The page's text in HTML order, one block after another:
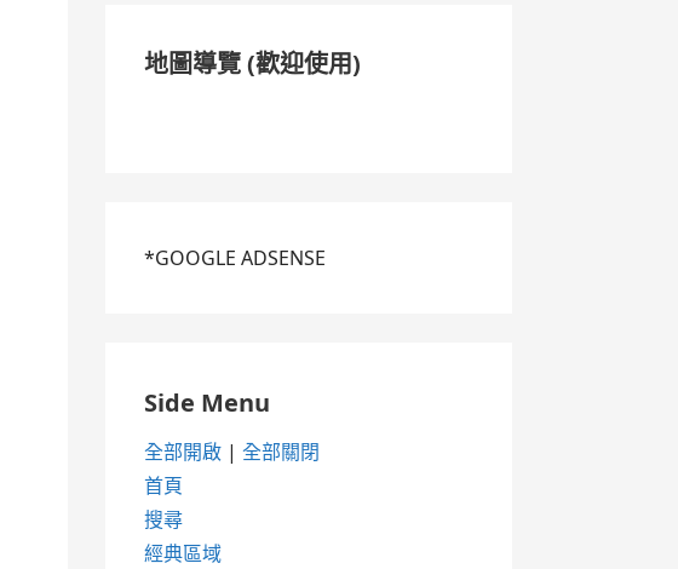
地圖導覽 (歡迎使用)
*GOOGLE ADSENSE
Side Menu
全部開啟| 全部關閉
首頁
搜尋
經典區域